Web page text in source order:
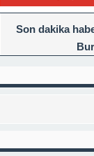
Son dakika